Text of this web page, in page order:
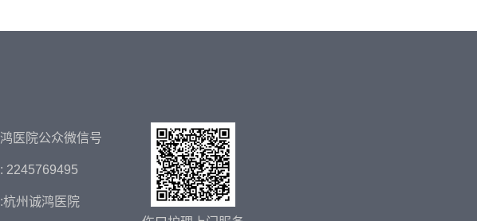
医院公众微信号
2245769495
杭州诚鸿医院